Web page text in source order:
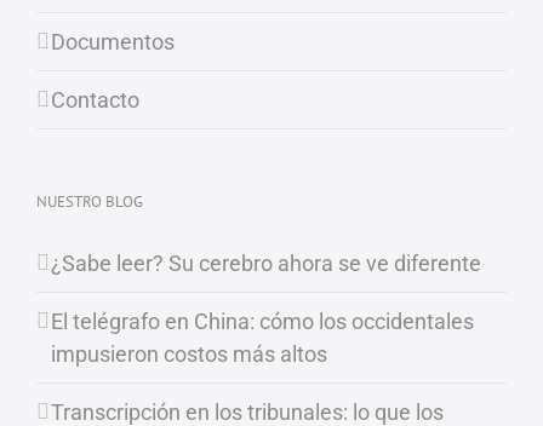
Documentos
Contacto
NUESTRO BLOG
¿Sabe leer? Su cerebro ahora se ve diferente
El telégrafo en China: cómo los occidentales
impusieron costos más altos
Transcripción en los tribunales: lo que los